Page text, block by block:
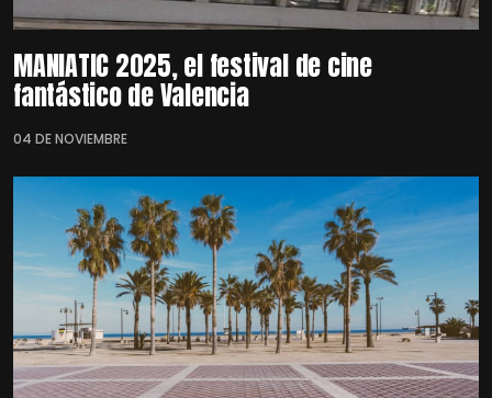
MANIATIC 2025, el festival de cine
fantástico de Valencia
04 DE NOVIEMBRE